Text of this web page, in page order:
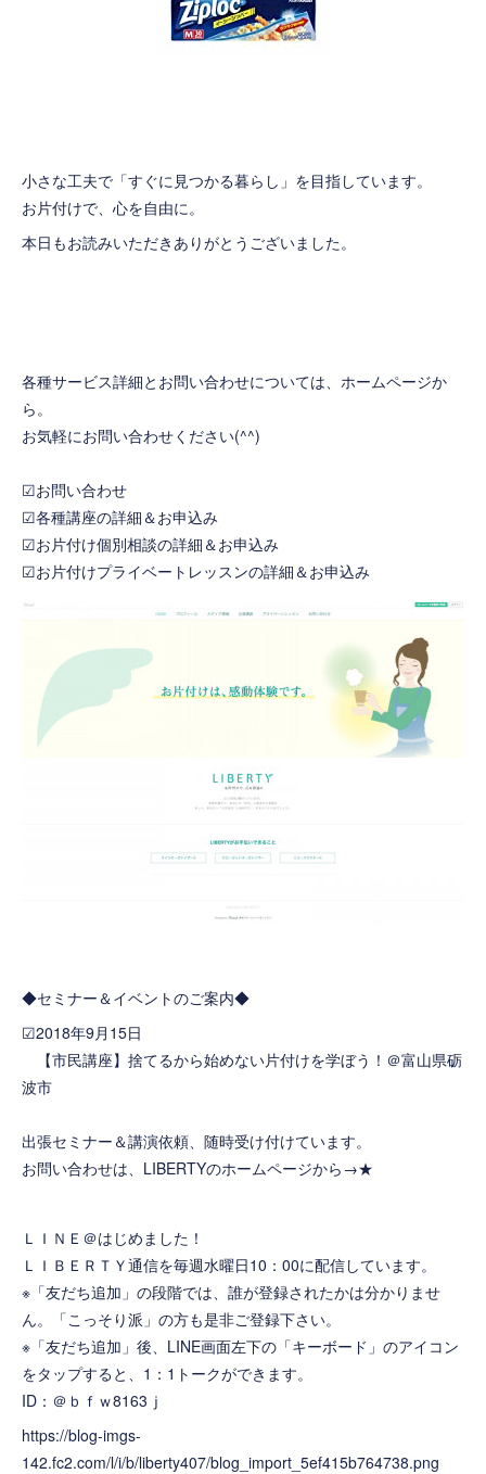
小さな工夫で「すぐに見つかる暮らし」を目指しています。
お片付けで、心を自由に。
本日もお読みいただきありがとうございました。
各種サービス詳細とお問い合わせについては、ホームページか
ら。
お気軽にお問い合わせください(^^)
☑お問い合わせ
☑各種講座の詳細＆お申込み
☑お片付け個別相談の詳細＆お申込み
☑お片付けプライベートレッスンの詳細＆お申込み
◆セミナー＆イベントのご案内◆
☑2018年9月15日
【市民講座】捨てるから始めない片付けを学ぼう！＠富山県砺
波市
出張セミナー＆講演依頼、随時受け付けています。
お問い合わせは、LIBERTYのホームページから→★
ＬＩＮＥ＠はじめました！
ＬＩＢＥＲＴＹ通信を毎週水曜日10：00に配信しています。
※「友だち追加」の段階では、誰が登録されたかは分かりませ
ん。「こっそり派」の方も是非ご登録下さい。
※「友だち追加」後、LINE画面左下の「キーボード」のアイコン
をタップすると、1：1トークができます。
ID：＠ｂｆｗ8163ｊ
https://blog-imgs-
142.fc2.com/l/i/b/liberty407/blog_import_5ef415b764738.png